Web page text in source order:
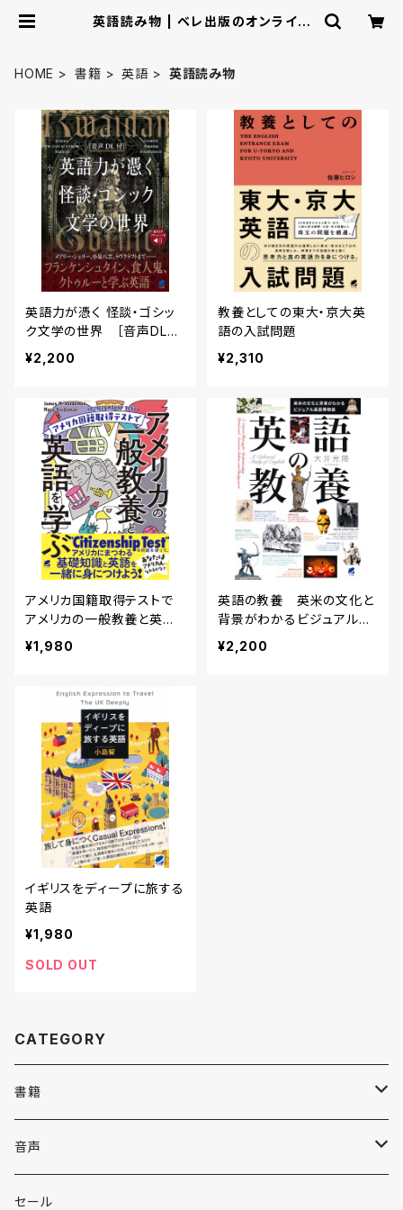
英語読み物 | ベレ出版のオンライン
HOME 書籍 英語 英語読み物
英語力が憑く 怪談・ゴシッ
ク文学の世界 ［音声DL
付］
¥2,200
教養としての東大・京大英
語の入試問題
¥2,310
アメリカ国籍取得テストで
アメリカの一般教養と英語
を学ぶ
¥1,980
英語の教養 英米の文化と
背景がわかるビジュアル英
語博物誌
¥2,200
イギリスをディープに旅する
英語
¥1,980
SOLD OUT
CATEGORY
書籍
英語
英会話・表現集
各国語
音声
英会話・表現集
セール